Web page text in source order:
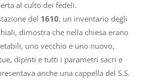
al culto dei fedeli.
del 1610, un inventario degli
dimostra che nella chiesa erano
uno vecchio e uno nuovo,
dipinti e tutti i parametri sacri e
anche una cappella del S.S.